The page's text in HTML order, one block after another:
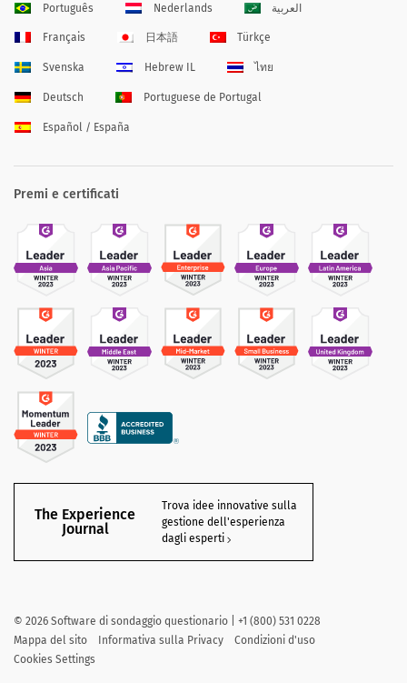
Português Nederlands العربية
Français 日本語 Türkçe
Svenska Hebrew IL ไทย
Deutsch Portuguese de Portugal
Español / España
Premi e certificati
The Experience
Journal
Trova idee innovative sulla
gestione dell'esperienza
dagli esperti
© 2026 Software di sondaggio questionario | +1 (800) 531 0228
Mappa del sito
Informativa sulla Privacy
Condizioni d'uso
Cookies Settings